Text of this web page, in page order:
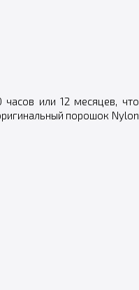
или 12 месяцев, что
порошок Nylon